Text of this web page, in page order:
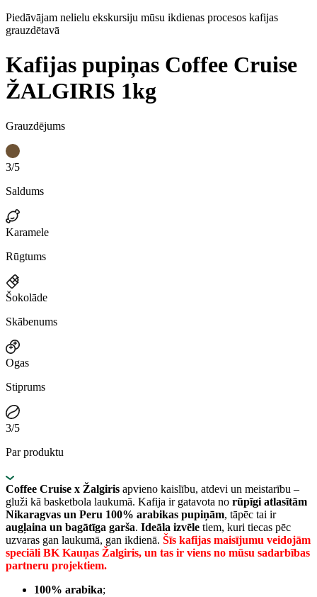
Piedāvājam nelielu ekskursiju mūsu ikdienas procesos kafijas
grauzdētavā
Kafijas pupiņas Coffee Cruise
ŽALGIRIS 1kg
Grauzdējums
3/5
Saldums
Karamele
Rūgtums
Šokolāde
Skābenums
Ogas
Stiprums
3/5
Par produktu
Coffee Cruise x Žalgiris apvieno kaislību, atdevi un meistarību –
gluži kā basketbola laukumā. Kafija ir gatavota no rūpīgi atlasītām
Nikaragvas un Peru 100% arabikas pupiņām, tāpēc tai ir
augļaina un bagātīga garša. Ideāla izvēle tiem, kuri tiecas pēc
uzvaras gan laukumā, gan ikdienā. Šīs kafijas maisījumu veidojām
speciāli BK Kauņas Žalgiris, un tas ir viens no mūsu sadarbības
partneru projektiem.
100% arabika;